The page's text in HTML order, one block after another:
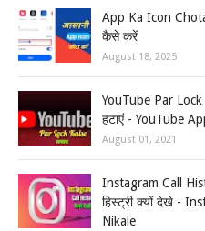
App Ka Icon
कैसे करें
August 18, 2025
YouTube Par
हटाएं - YouTube
August 01, 2021
Instagram Call
हिस्ट्री क्यों देखे -
Nikale